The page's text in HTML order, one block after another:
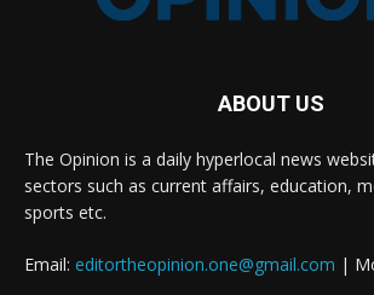
ABOUT US
The Opinion is a daily hyperlocal news
sectors such as current affairs, education,
sports etc.
Email: editortheopinion.one@gmail.com |